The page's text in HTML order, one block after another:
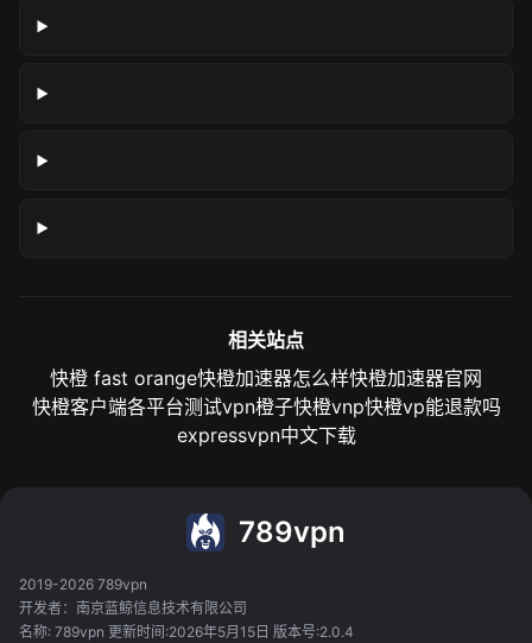
相关站点
快橙 fast orange快橙加速器怎么样快橙加速器官网
快橙客户端各平台测试vpn橙子快橙vnp快橙vp能退款吗
expressvpn中文下载
789vpn
2019-2026 789vpn
开发者：南京蓝鲸信息技术有限公司
名称: 789vpn 更新时间:2026年5月15日 版本号:2.0.4